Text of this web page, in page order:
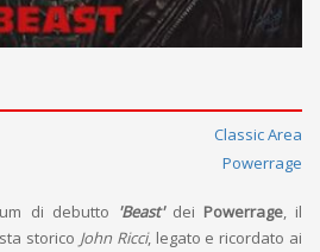
Classic Area
Powerrage
di debutto 'Beast'dei Powerrage, il
storico John Ricci, legato e ricordato ai